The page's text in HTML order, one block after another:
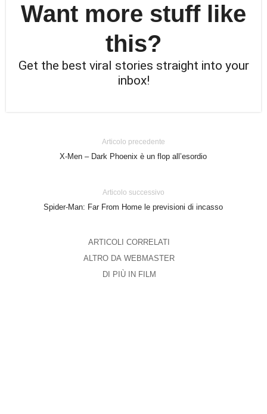
Want more stuff like
this?
Get the best viral stories straight into your
inbox!
Articolo precedente
X-Men – Dark Phoenix è un flop all’esordio
Articolo successivo
Spider-Man: Far From Home le previsioni di incasso
ARTICOLI CORRELATI
ALTRO DA WEBMASTER
DI PIÙ IN FILM